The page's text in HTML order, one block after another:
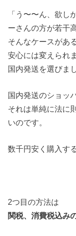
「う〜〜ん、欲し
ーさんの方が若干
そんなケースがあ
安心には変えられ
国内発送を選びま
国内発送のショッ
それは単純に法に
いのです。
数千円安く購入す
2つ目の方法は
関税、消費税込み